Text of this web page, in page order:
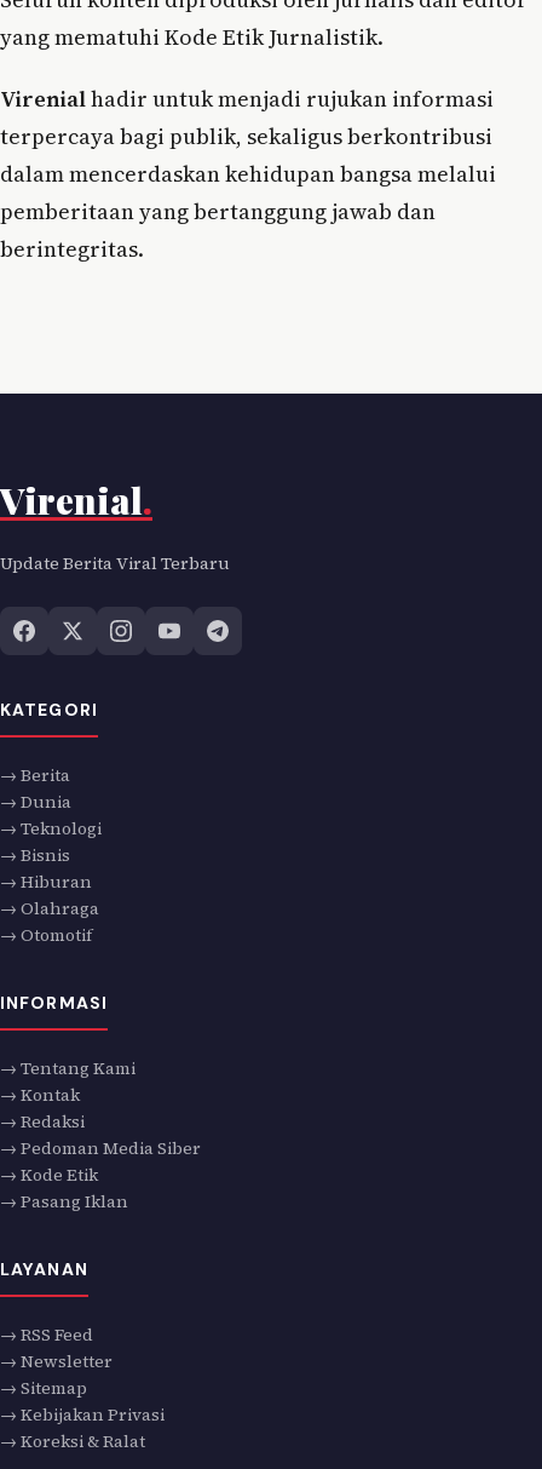
yang mematuhi Kode Etik Jurnalistik.
Virenialhadir untuk menjadi rujukan informasi
terpercaya bagi publik, sekaligus berkontribusi
dalam mencerdaskan kehidupan bangsa melalui
pemberitaan yang bertanggung jawab dan
berintegritas.
Virenial.
Update Berita Viral Terbaru
KATEGORI
→ Berita
→ Dunia
→ Teknologi
→ Bisnis
→ Hiburan
→ Olahraga
→ Otomotif
INFORMASI
→ Tentang Kami
→ Kontak
→ Redaksi
→ Pedoman Media Siber
→ Kode Etik
→ Pasang Iklan
LAYANAN
→ RSS Feed
→ Newsletter
→ Sitemap
→ Kebijakan Privasi
→ Koreksi & Ralat